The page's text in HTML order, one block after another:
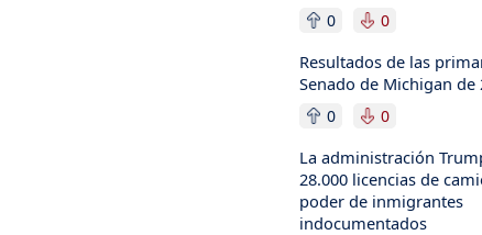
0 0
Resultados de las
Senado de Michigan de
0 0
La administración
28.000 licencias de
poder de inmigrantes
indocumentados